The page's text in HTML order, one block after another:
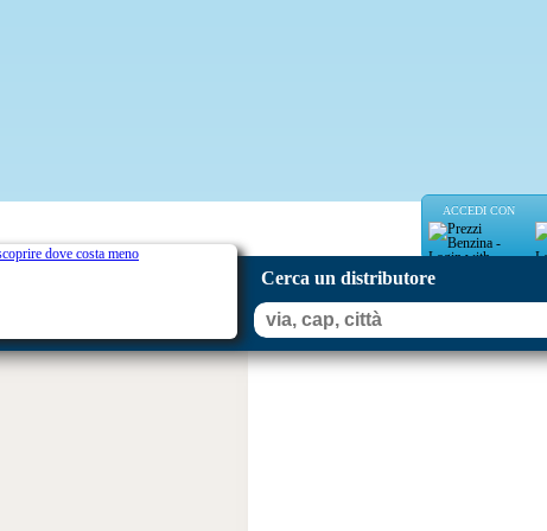
ACCEDI CON
Cerca un distributore